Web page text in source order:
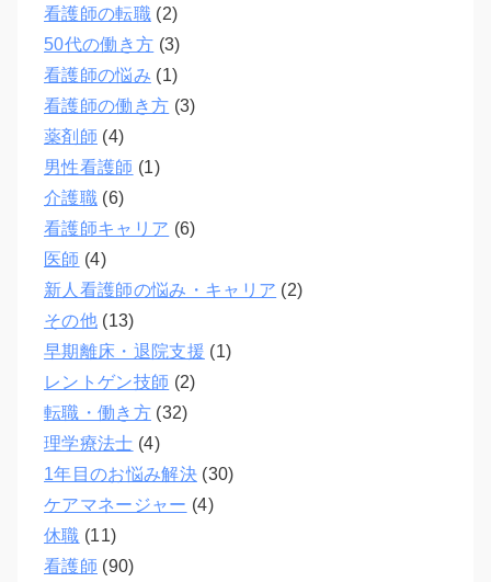
看護師の転職(2)
50代の働き方 (3)
看護師の悩み (1)
看護師の働き方 (3)
薬剤師 (4)
男性看護師 (1)
介護職(6)
看護師キャリア (6)
医師 (4)
新人看護師の悩み・キャリア (2)
その他(13)
早期離床・退院支援 (1)
レントゲン技師 (2)
転職・働き方(32)
理学療法士 (4)
1年目のお悩み解決(30)
ケアマネージャー (4)
休職 (11)
看護師 (90)